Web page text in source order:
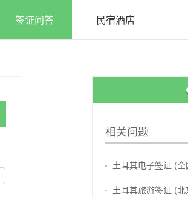
签证问答 民宿酒店
相关问题
土耳其电子签证 (
土耳其旅游签证 (